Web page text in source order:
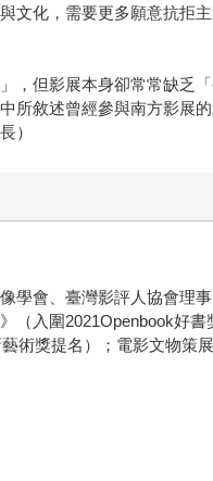
文化，需要更多願意抗
，但影展本身卻常常缺乏
所敘述曾經參與南方影展
）
學會、臺灣影評人協會理
（入圍2021Openbook好
術獎提名）；電影文物策